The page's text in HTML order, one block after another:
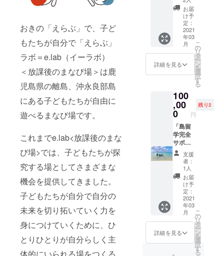
おきの「えらぶ」で、子ど
もたちが自分で「えらぶ」
ラボ＝e.lab（イーラボ）
＜放課後のまなび場＞は鹿
児島県の離島、沖永良部島
にある子どもたちが自由に
遊べるまなび場です。
これまでe.lab<放課後のまな
び場>では、子どもたちが探
究する場としてさまざまな
機会を提供してきました。
子どもたちが自分で自分の
未来を切り拓いていく力を
身につけていくために、ひ
とりひとりが自分らしく主
団 団員
は沖永
良部島
に暮ら
す一家
（三
女、一
男と、
その父
母）。
年、長
女の夏
休みの
作文課
題を
きっか
けにご
み拾い
を始め
て以来
（雨天
と寝坊
の日を
除く）
毎朝、
海岸清
掃を続
けてい
る。
2019
年、子
にてご
指定が
ない場
合はLサ
イズを
お送り
いたし
▶お礼
のメッ
を添え
て、
2020年
12月ま
でにお
送りい
たしま
す。
▶A「気
軽にオ
ンライ
ン相談
チケッ
ト」
▶B「ア
トリエ
オンラ
員証」
▶C「う
キュラ
ムを開
発し、
研修を
実施し
ます。
良部島
での現
シェア
ハウス
に宿泊
が可能
です。
▶沖永
良部島
での現
地実習
の際の
交通費
は別途
必要で
すが、
条件を
満たせ
補助が
可能で
す）
【沖永
良部へ
の島留
学をご
検討中
の方に
は以下
▶移住
体験プ
ランの
ご提
案、ご
希望に
より同
行いた
しま
す。 ▶
島暮ら
しにむ
けた生
活環境
のご案
内、ご
相談も
お気軽
壇、
ワーク
ショッ
プ実施
まで、
可能な
限り対
応いた
域×教
育」
「環境×
教育」
「海洋
ごみ・
プラス
チック
問題」
「家庭
教育支
援」
「フィ
ンラン
ド×教
育」
「キャ
リア×地
ン
ABCDE
IGFとH
またはI
いずれ
かひと
つの中
からお
すきな
ものを3
びくだ
さい。
▶サイ
ズや種
類の確
認が必
要なも
のにつ
いては
備考欄
にご記
入いた
だく
か、後
日メー
ルにて
ご確認
させて
くださ
い。
お届
け予
定：
2021
年03
月
詳細を見る
こ
の
リ
タ
ー
ン
を
選
択
す
る
100
,00
0 円
残り2
「島留
学完全
サポー
ト！お
試し島
暮らし
＆お家
賃1か月
サービ
ス」+
「A～
C」 ▶
移住前
の現地
視察に
どう
支援
者：
1人
お届
け予
定：
2021
年03
月
詳細を見る
こ
の
リ
タ
ー
ン
を
選
択
す
る